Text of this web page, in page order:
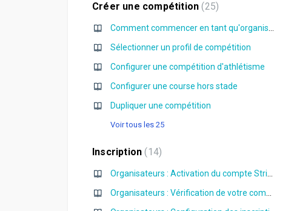
Créer une compétition 25
Sélectionner un profil de compétition
Configurer une compétition d'athlétisme
Configurer une course hors stade
Dupliquer une compétition
Voir tous les 25
Inscription 14